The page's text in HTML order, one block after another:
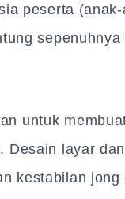
peserta
untuk
Desain layar
kestabilan jong